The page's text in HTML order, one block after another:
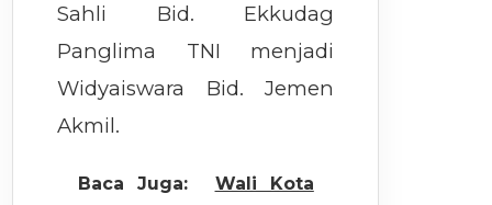
Sahli Bid. Ekkudag
Panglima TNI menjadi
Widyaiswara Bid. Jemen
Akmil.
Baca Juga:
Wali Kota